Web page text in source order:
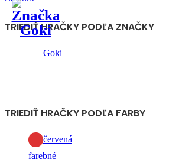
TRIEDIŤ HRAČKY PODĽA ZNAČKY
Goki
TRIEDIŤ HRAČKY PODĽA FARBY
červená
farebné